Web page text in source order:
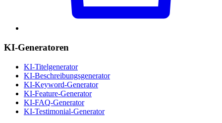
KI-Generatoren
KI-Titelgenerator
KI-Beschreibungsgenerator
KI-Keyword-Generator
KI-Feature-Generator
KI-FAQ-Generator
KI-Testimonial-Generator